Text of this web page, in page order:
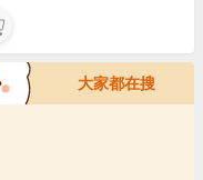
大家都在搜